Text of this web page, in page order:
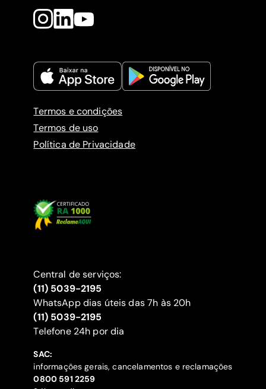
Termos e condições
Termos de uso
Política de Privacidade
Central de serviços:
(11) 5039-2195
WhatsApp dias úteis das 7h às 20h
(11) 5039-2195
‍Telefone 24h por dia
SAC:
informações gerais, cancelamentos e reclamações
‍0800 591 2259